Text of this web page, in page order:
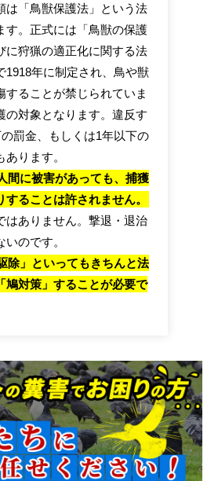
は「鳥獣保護法」という法
す。正式には「鳥獣の保護
に狩猟の適正化に関する法
1918年に制定され、鳥や獣
することが禁じられていま
の対象となります。違反す
罰金、もしくは1年以下の
ります。
間に被害があっても、捕獲
することは許されません。
はありません。撃退・退治
のです。
除」といってもきちんと法
鳩対策」することが必要で